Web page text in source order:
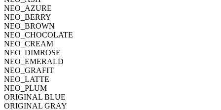
NEO_AZURE
NEO_BERRY
NEO_BROWN
NEO_CHOCOLATE
NEO_CREAM
NEO_DIMROSE
NEO_EMERALD
NEO_GRAFIT
NEO_LATTE
NEO_PLUM
ORIGINAL BLUE
ORIGINAL GRAY